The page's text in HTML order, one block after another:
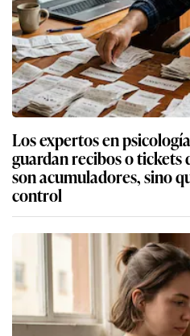
Los expertos en
guardan recibos o tickets
son acumuladores, sino
control